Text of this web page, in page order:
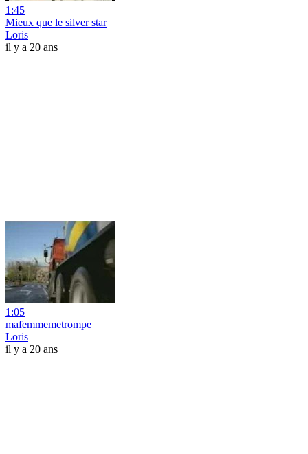
1:45
Mieux que le silver star
Loris
il y a 20 ans
1:05
mafemmemetrompe
Loris
il y a 20 ans